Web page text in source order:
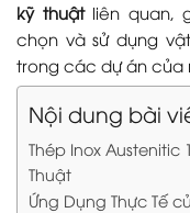
kỹ thuậtliên quan,
chọn và sử dụng
trong các dự án của
Nội dung bài
Thép Inox Austenitic
Thuật
Ứng Dụng Thực Tế